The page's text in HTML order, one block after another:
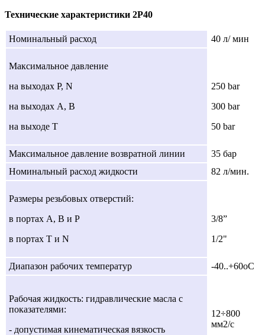
Технические характеристики 2P40
Номинальный расход 40 л/ мин
Максимальное давление
на выходах Р, N
на выходах А, В
на выходе Т
250 bar
300 bar
50 bar
Максимальное давление возвратной линии
35 бар
Номинальный расход жидкости
82 л/мин.
Размеры резьбовых отверстий:
в портах А, В и Р
в портах Т и N
3/8”
1/2"
Диапазон рабочих температур -40..+60оC
Рабочая жидкость: гидравлические масла с
показателями:
- допустимая кинематическая вязкость
12÷800
мм2/с